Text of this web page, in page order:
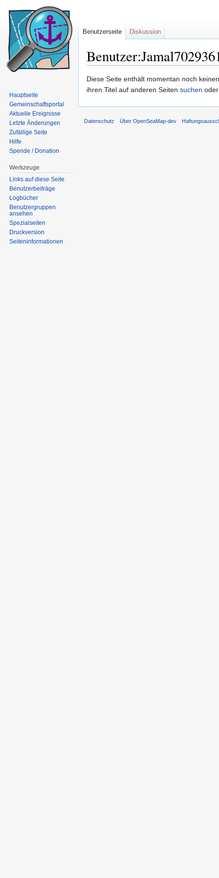
Diese Seite enthält momentan noch
ihren Titel auf anderen Seiten suchen
Benutzerseite Diskussion
Hauptseite
Gemeinschaftsportal
Aktuelle Ereignisse
Letzte Änderungen
Zufällige Seite
Hilfe
Spende / Donation
Werkzeuge
Links auf diese Seite
Benutzerbeiträge
Logbücher
Benutzergruppen
ansehen
Spezialseiten
Druckversion
Seiten­informationen
Datenschutz Über OpenSeaMap-dev